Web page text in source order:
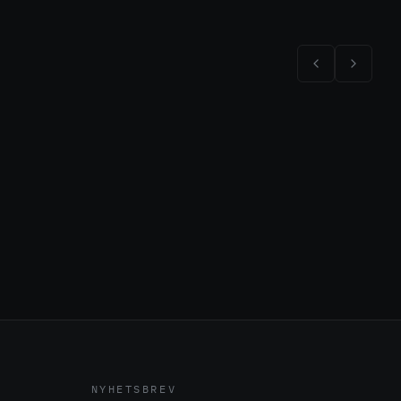
NYHETSBREV